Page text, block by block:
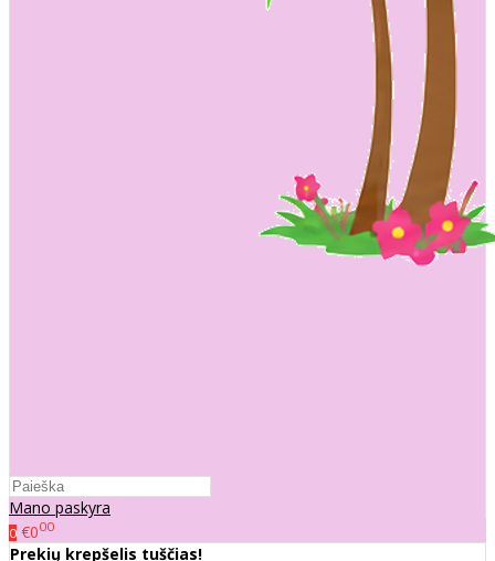
Mano paskyra
0 €000
Prekių krepšelis tuščias!